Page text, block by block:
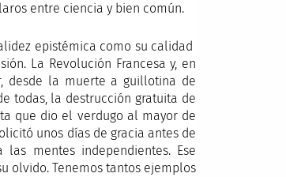
entre ciencia y bien común.
epistémica como su calidad
La Revolución Francesa y, en
desde la muerte a guillotina de
todas, la destrucción gratuita de
que dio el verdugo al mayor de
unos días de gracia antes de
mentes independientes. Ese
olvido. Tenemos tantos ejemplos